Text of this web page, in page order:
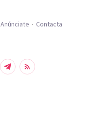
Anúnciate Contacta